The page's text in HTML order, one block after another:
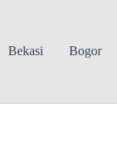
Bekasi Bogor